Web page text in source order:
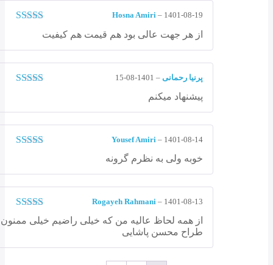
Hosna Amiri– 1401-08-19
از هر جهت عالی بود هم قیمت هم کیفیت
پرنیا رحمانی–
1401-08-15
پیشنهاد میکنم
Yousef Amiri– 1401-08-14
خوبه ولی به نظرم گرونه
نمره 5
Rogayeh Rahmani– 1401-08-13
از همه لحاظ عالیه من که خیلی راضیم خیلی ممنون از
طراح محسن پاشایی